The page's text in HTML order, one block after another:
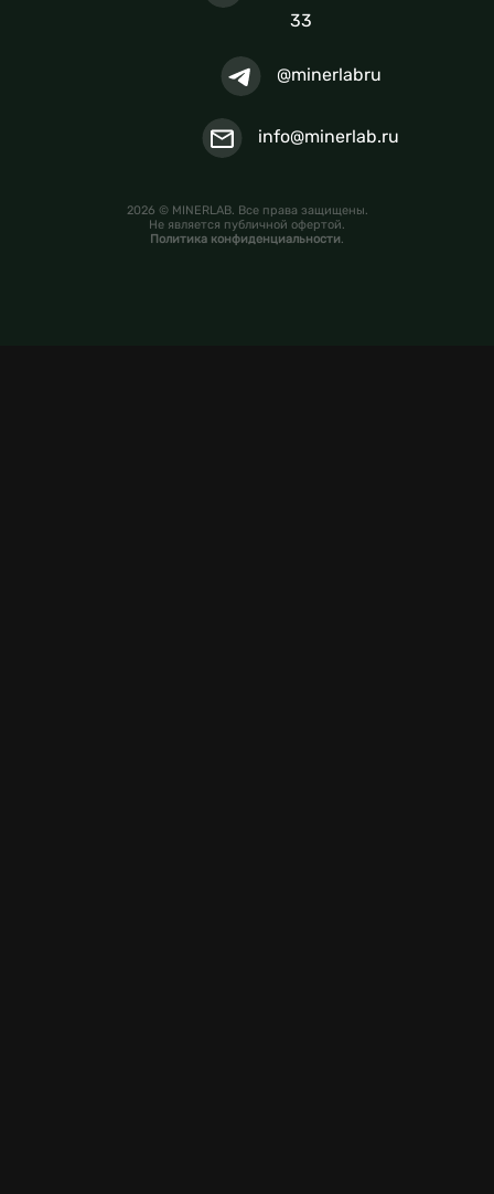
33
@minerlabru
info@minerlab.ru
2026 © MINERLAB. Все права защищены.
Не является публичной офертой.
Политика конфиденциальности.